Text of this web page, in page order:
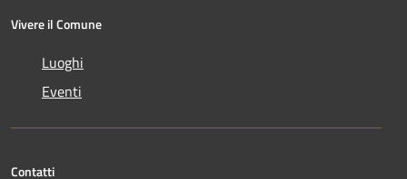
Vivere il Comune
Luoghi
Eventi
Contatti